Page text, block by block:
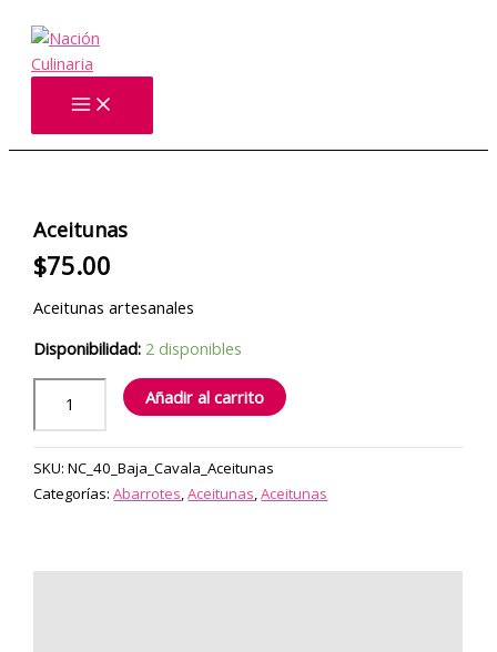
contenido
Aceitunas
$75.00
Aceitunas artesanales
Disponibilidad: 2 disponibles
Añadir al carrito
SKU:NC_40_Baja_Cavala_Aceitunas
Categorías:Abarrotes,Aceitunas,Aceitunas